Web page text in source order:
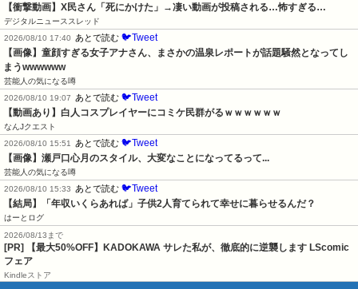
【衝撃動画】X民さん「死にかけた」→凄い動画が投稿される…怖すぎる…
デジタルニューススレッド
2026/08/10 17:40
あとで読む 🐦Tweet
【画像】童顔すぎる女子アナさん、まさかの温泉レポートが話題騒然となってし
まうwwwwww
芸能人の気になる噂
2026/08/10 19:07
あとで読む 🐦Tweet
【動画あり】白人コスプレイヤーにコミケ民群がるｗｗｗｗｗｗ
なんJクエスト
2026/08/10 15:51
あとで読む 🐦Tweet
【画像】瀬戸口心月のスタイル、大変なことになってるって...
芸能人の気になる噂
2026/08/10 15:33
あとで読む 🐦Tweet
【結局】「年収いくらあれば」子供2人育てられて幸せに暮らせるんだ？
はーとログ
2026/08/13まで
[PR] 【最大50%OFF】KADOKAWA サレた私が、徹底的に逆襲します LScomic
フェア
Kindleストア